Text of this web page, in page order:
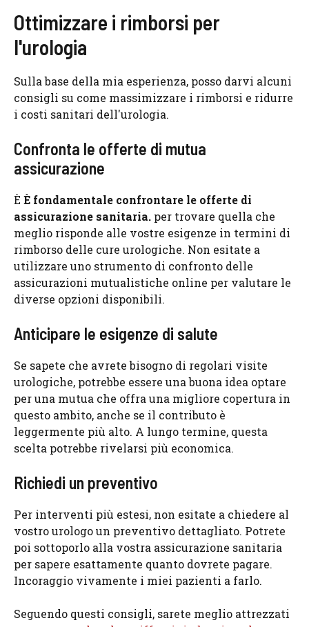
Ottimizzare i rimborsi per
l'urologia
Sulla base della mia esperienza, posso darvi alcuni
consigli su come massimizzare i rimborsi e ridurre
i costi sanitari dell'urologia.
Confronta le offerte di mutua
assicurazione
È È fondamentale confrontare le offerte di
assicurazione sanitaria. per trovare quella che
meglio risponde alle vostre esigenze in termini di
rimborso delle cure urologiche. Non esitate a
utilizzare uno strumento di confronto delle
assicurazioni mutualistiche online per valutare le
diverse opzioni disponibili.
Anticipare le esigenze di salute
Se sapete che avrete bisogno di regolari visite
urologiche, potrebbe essere una buona idea optare
per una mutua che offra una migliore copertura in
questo ambito, anche se il contributo è
leggermente più alto. A lungo termine, questa
scelta potrebbe rivelarsi più economica.
Richiedi un preventivo
Per interventi più estesi, non esitate a chiedere al
vostro urologo un preventivo dettagliato. Potrete
poi sottoporlo alla vostra assicurazione sanitaria
per sapere esattamente quanto dovrete pagare.
Incoraggio vivamente i miei pazienti a farlo.
Seguendo questi consigli, sarete meglio attrezzati